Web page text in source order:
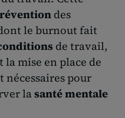
des
le burnout fait
de travail,
la mise en place de
nécessaires pour
lasanté mentale